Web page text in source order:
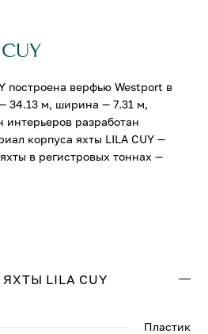
построена верфью Westport в
34.13 м, ширина — 7.31 м,
разработан
корпуса яхты LILA CUY —
в регистровых тоннах —
до 8 гостей в 4
вышлем больше информации
LILA CUY
Пластик